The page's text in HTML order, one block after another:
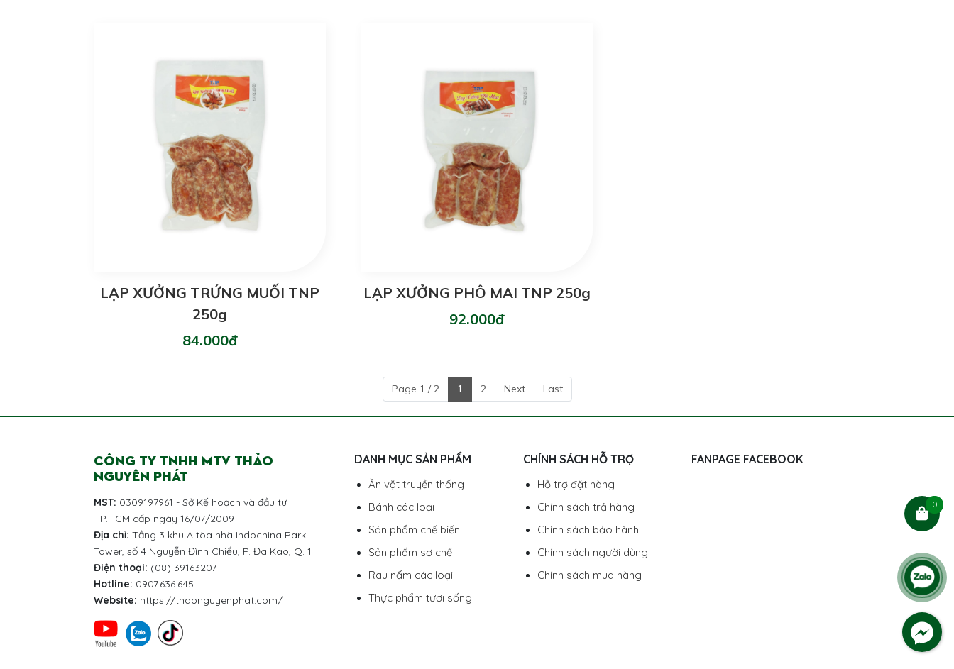
LẠP XƯỞNG TRỨNG MUỐI TNP
250g
84.000đ
LẠP XƯỞNG PHÔ MAI TNP 250g
92.000đ
Page 1 / 2 1 2 Next Last
CÔNG TY TNHH MTV THẢO
NGUYÊN PHÁT
MST: 0309197961 - Sở Kế hoạch và đầu tư
TP.HCM cấp ngày 16/07/2009
Địa chỉ: Tầng 3 khu A tòa nhà Indochina Park
Tower, số 4 Nguyễn Đình Chiểu, P. Đa Kao, Q. 1
Điện thoại: (08) 39163207
Hotline: 0907.636.645
Website: https://thaonguyenphat.com/
DANH MỤC SẢN PHẨM
Ăn vặt truyền thống
Bánh các loại
Sản phẩm chế biến
Sản phẩm sơ chế
Rau nấm các loại
Thực phẩm tươi sống
CHÍNH SÁCH HỖ TRỢ
Hỗ trợ đặt hàng
Chính sách trả hàng
Chính sách bảo hành
Chính sách người dùng
Chính sách mua hàng
FANPAGE FACEBOOK
0